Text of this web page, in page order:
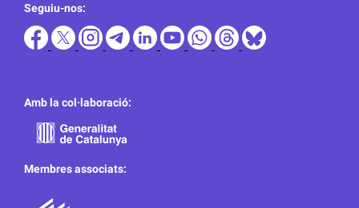
Seguiu-nos:
Amb la col·laboració:
Membres associats: